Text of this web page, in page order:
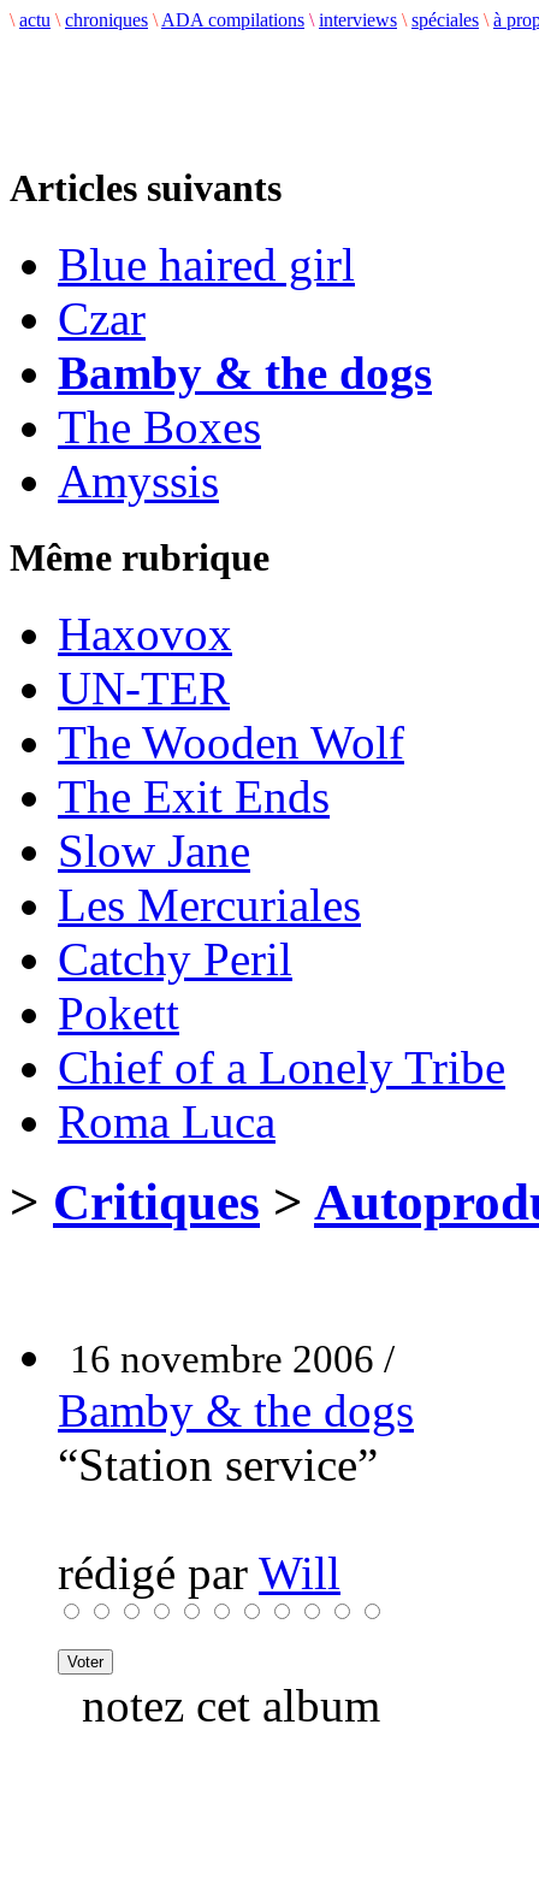
\ actu \ chroniques \ ADA compilations \ interviews \ spéciales \ à
Articles suivants
Blue haired girl
Czar
Bamby & the dogs
The Boxes
Amyssis
Même rubrique
Haxovox
UN-TER
The Wooden Wolf
The Exit Ends
Slow Jane
Les Mercuriales
Catchy Peril
Pokett
Chief of a Lonely Tribe
Roma Luca
> Critiques >
16 novembre 2006 /
Bamby & the dogs
“Station service”
rédigé par Will
notez cet album